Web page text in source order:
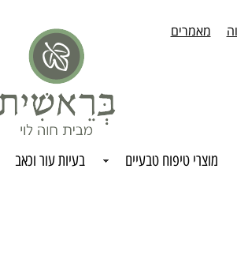
מאמרים
מוצרי טיפוח טבעיים בעיות עור וכאב